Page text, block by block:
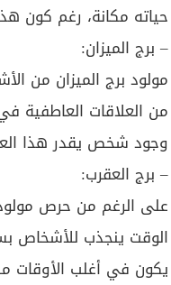
حياته مكانة، رغم كون
– برج الميزان:
مولود برج الميزان من
من العلاقات العاطفية
وجود شخص يقدر هذا
– برج العقرب:
على الرغم من حرص
الوقت ينجذب للأشخاص
يكون في أغلب الأوقات